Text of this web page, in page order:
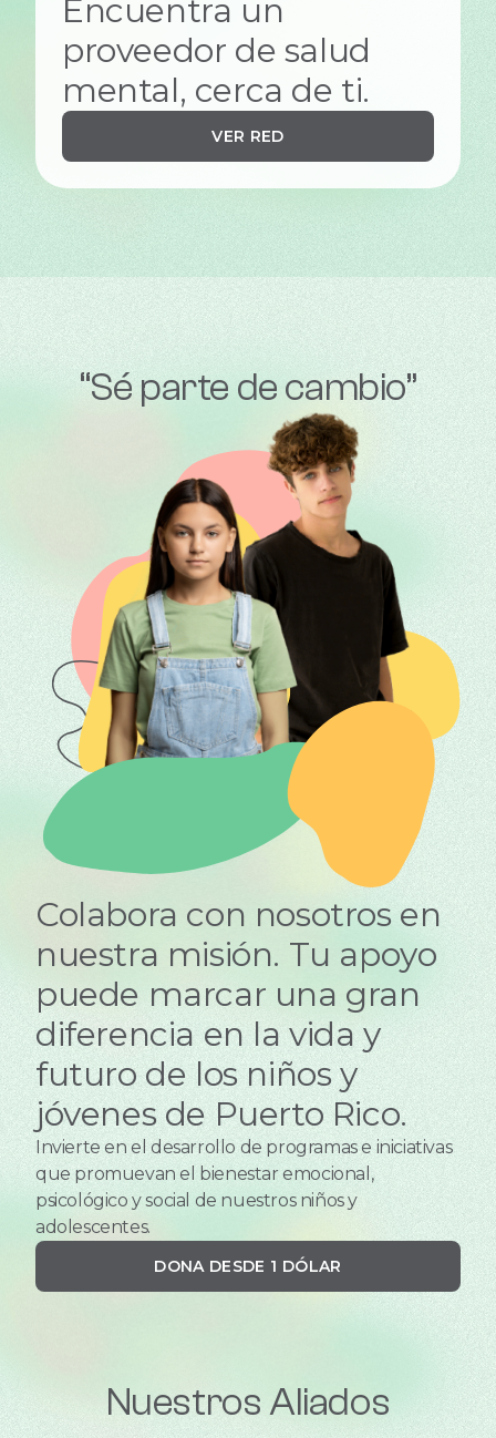
Encuentra un
proveedor de salud
mental, cerca de ti.
VER RED
“Sé parte de cambio”
Colabora con nosotros en
nuestra misión. Tu apoyo
puede marcar una gran
diferencia en la vida y
futuro de los niños y
jóvenes de Puerto Rico.
Invierte en el desarrollo de programas e iniciativas
que promuevan el bienestar emocional,
psicológico y social de nuestros niños y
adolescentes.
DONA DESDE 1 DÓLAR
Nuestros Aliados